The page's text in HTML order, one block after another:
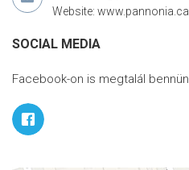
Website: www.pannonia.ca
SOCIAL MEDIA
Facebook-on is megtalál